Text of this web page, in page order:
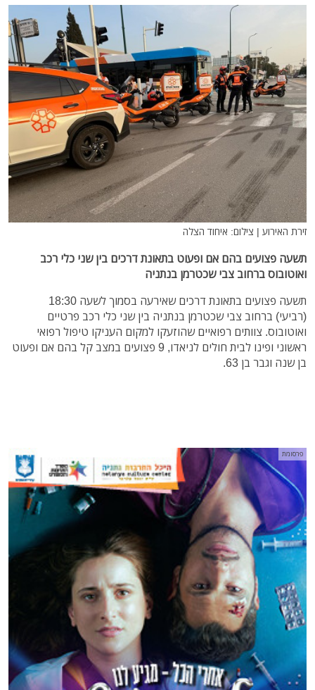
זירת האירוע | צילום: איחוד הצלה
תשעה פצועים בהם אם ופעוט בתאונת דרכים בין שני כלי רכב
ואוטובוס ברחוב צבי שכטרמן בנתניה
תשעה פצועים בתאונת דרכים שאירעה בסמוך לשעה 18:30
(רביעי) ברחוב צבי שכטרמן בנתניה בין שני כלי רכב פרטיים
ואוטובוס. צוותים רפואיים שהוזעקו למקום העניקו טיפול רפואי
ראשוני ופינו לבית חולים לניאדו, 9 פצועים במצב קל בהם אם ופעוט
בן שנה וגבר בן 63.
פרסומת